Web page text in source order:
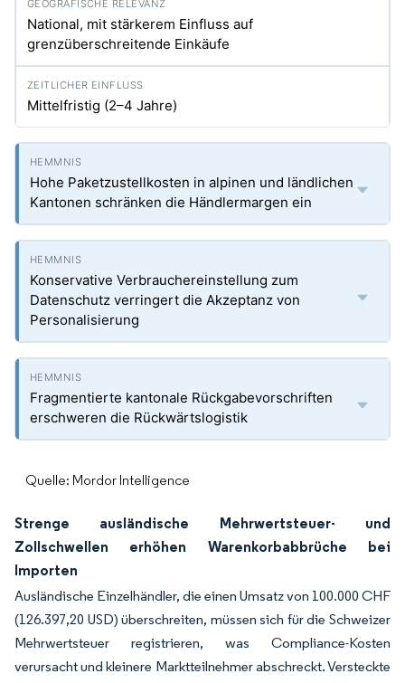
National, mit stärkerem Einfluss auf
grenzüberschreitende Einkäufe
Mittelfristig (2–4 Jahre)
Hohe Paketzustellkosten in alpinen und ländlichen
Kantonen schränken die Händlermargen ein
Konservative Verbrauchereinstellung zum
Datenschutz verringert die Akzeptanz von
Personalisierung
Fragmentierte kantonale Rückgabevorschriften
erschweren die Rückwärtslogistik
Quelle: Mordor Intelligence
Strenge ausländische Mehrwertsteuer- und
Zollschwellen erhöhen Warenkorbabbrüche bei
Importen
Ausländische Einzelhändler, die einen Umsatz von 100.000 CHF
(126.397,20 USD) überschreiten, müssen sich für die Schweizer
Mehrwertsteuer registrieren, was Compliance-Kosten
verursacht und kleinere Marktteilnehmer abschreckt. Versteckte